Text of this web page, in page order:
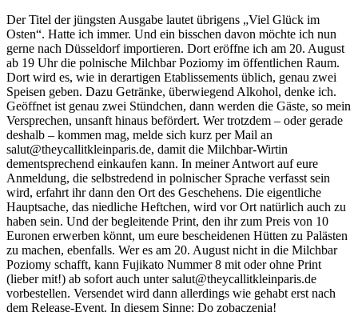
Der Titel der jüngsten Ausgabe lautet übrigens „Viel Glück im
Osten“. Hatte ich immer. Und ein bisschen davon möchte ich nun
gerne nach Düsseldorf importieren. Dort eröffne ich am 20. August
ab 19 Uhr die polnische Milchbar Poziomy im öffentlichen Raum.
Dort wird es, wie in derartigen Etablissements üblich, genau zwei
Speisen geben. Dazu Getränke, überwiegend Alkohol, denke ich.
Geöffnet ist genau zwei Stündchen, dann werden die Gäste, so mein
Versprechen, unsanft hinaus befördert. Wer trotzdem – oder gerade
deshalb – kommen mag, melde sich kurz per Mail an
salut@theycallitkleinparis.de, damit die Milchbar-Wirtin
dementsprechend einkaufen kann. In meiner Antwort auf eure
Anmeldung, die selbstredend in polnischer Sprache verfasst sein
wird, erfahrt ihr dann den Ort des Geschehens. Die eigentliche
Hauptsache, das niedliche Heftchen, wird vor Ort natürlich auch zu
haben sein. Und der begleitende Print, den ihr zum Preis von 10
Euronen erwerben könnt, um eure bescheidenen Hütten zu Palästen
zu machen, ebenfalls. Wer es am 20. August nicht in die Milchbar
Poziomy schafft, kann Fujikato Nummer 8 mit oder ohne Print
(lieber mit!) ab sofort auch unter salut@theycallitkleinparis.de
vorbestellen. Versendet wird dann allerdings wie gehabt erst nach
dem Release-Event. In diesem Sinne: Do zobaczenia!